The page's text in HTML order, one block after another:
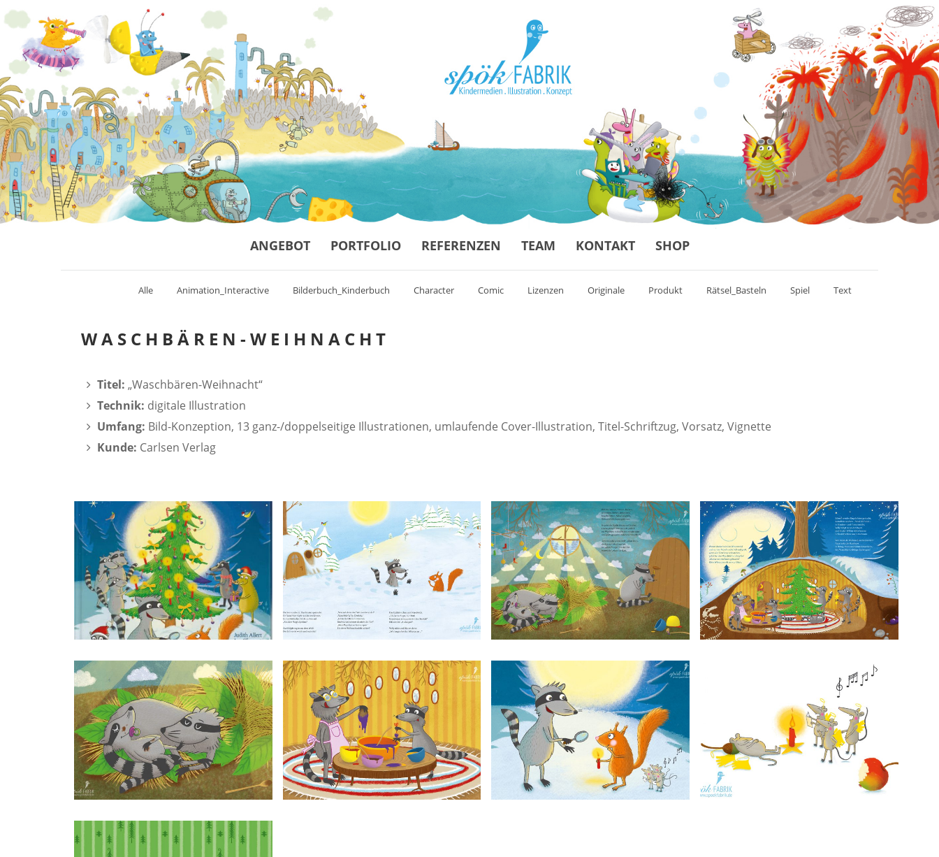
ANGEBOT PORTFOLIO REFERENZEN TEAM KONTAKT SHOP
Alle Animation_Interactive Bilderbuch_Kinderbuch Character Comic Lizenzen Originale Produkt Rätsel_Basteln Spiel Text
WASCHBÄREN-WEIHNACHT
Titel: „Waschbären-Weihnacht“
Technik: digitale Illustration
Umfang: Bild-Konzeption, 13 ganz-/doppelseitige Illustrationen, umlaufende Cover-Illustration, Titel-Schriftzug, Vorsatz, Vignette
Kunde: Carlsen Verlag